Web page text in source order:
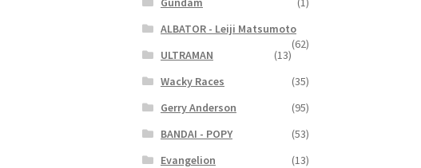
ALBATOR - Leiji Matsumoto
(62)
ULTRAMAN
(13)
Wacky Races
(35)
Gerry Anderson
(95)
BANDAI - POPY
(53)
Evangelion
(13)